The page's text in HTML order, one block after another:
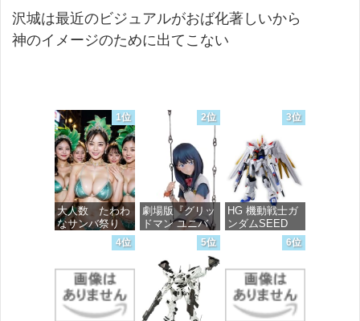
沢城は最近のビジュアルがおば化著しいから
神のイメージのために出てこない
1位
大人数 たわわ
なサンバ祭り
価格：¥99
2位
劇場版『グリッ
ドマン ユニバ
ース』 宝多六
花 wall figure
1/7スケール プ
ラスチック製
塗装済み完成品
フィギュア
3位
HG 機動戦士ガ
ンダムSEED
FREEDOM マ
イティーストラ
ガンダム 1/144
スケール 色分
け済みプラモデ
4位 5位 6位